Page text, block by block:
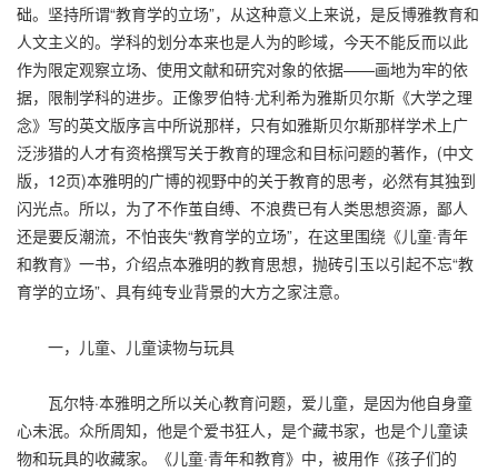
础。坚持所谓“教育学的立场”，从这种意义上来说，是反博雅教育和
人文主义的。学科的划分本来也是人为的畛域，今天不能反而以此
作为限定观察立场、使用文献和研究对象的依据——画地为牢的依
据，限制学科的进步。正像罗伯特·尤利希为雅斯贝尔斯《大学之理
念》写的英文版序言中所说那样，只有如雅斯贝尔斯那样学术上广
泛涉猎的人才有资格撰写关于教育的理念和目标问题的著作，(中文
版，12页)本雅明的广博的视野中的关于教育的思考，必然有其独到
闪光点。所以，为了不作茧自缚、不浪费已有人类思想资源，鄙人
还是要反潮流，不怕丧失“教育学的立场”，在这里围绕《儿童·青年
和教育》一书，介绍点本雅明的教育思想，抛砖引玉以引起不忘“教
育学的立场”、具有纯专业背景的大方之家注意。
一，儿童、儿童读物与玩具
瓦尔特·本雅明之所以关心教育问题，爱儿童，是因为他自身童
心未泯。众所周知，他是个爱书狂人，是个藏书家，也是个儿童读
物和玩具的收藏家。《儿童·青年和教育》中，被用作《孩子们的